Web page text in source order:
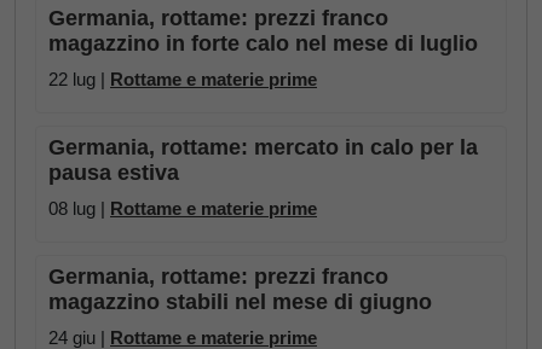
Germania, rottame: prezzi franco
magazzino in forte calo nel mese di luglio
22 lug | Rottame e materie prime
Germania, rottame: mercato in calo per la
pausa estiva
08 lug | Rottame e materie prime
Germania, rottame: prezzi franco
magazzino stabili nel mese di giugno
24 giu | Rottame e materie prime